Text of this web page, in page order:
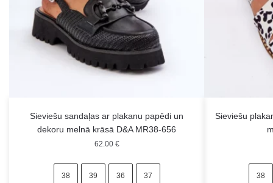
Sieviešu sandaļas ar plakanu papēdi un
dekoru melnā krāsā D&A MR38-656
62.00 €
38 39 36 37
Sieviešu
38